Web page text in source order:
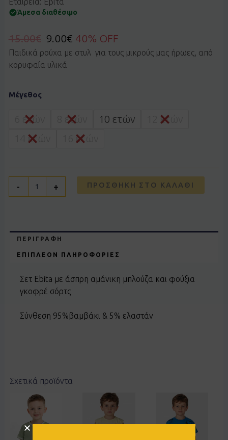
Άμεσα διαθέσιμο
15.00€ 9.00€ 40% OFF
Παιδικά ρούχα με στυλ για τους μικρούς μας ήρωες, από
κορυφαία υλικά
Μέγεθος
6 ετών 8 ετών 10 ετών
12 ετών
14 ετών
16 ετών
-
Ebita
άσπρο
ποσότητα
+ ΠΡΟΣΘΉΚΗ ΣΤΟ ΚΑΛΆΘΙ
ΠΕΡΙΓΡΑΦΉ
ΕΠΙΠΛΈΟΝ ΠΛΗΡΟΦΟΡΊΕΣ
Σετ Ebita με άσπρη αμάνικη μπλούζα και φούξια
γκοφρέ σόρτς
Σύνθεση 95%βαμβάκι & 5% ελαστάν
Σχετικά προϊόντα